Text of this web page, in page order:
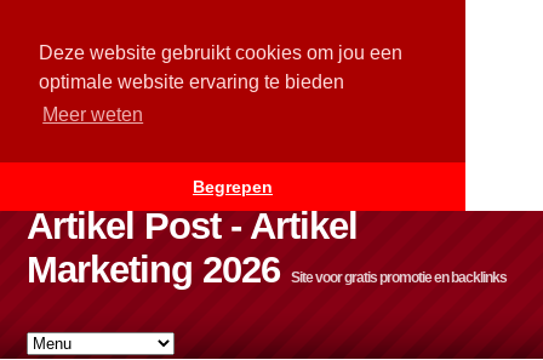
Deze website gebruikt cookies om jou een
optimale website ervaring te bieden
Meer weten
Begrepen
Artikel Post - Artikel
Marketing 2026
Site voor gratis promotie en backlinks